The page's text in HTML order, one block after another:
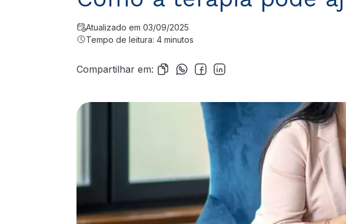
Atualizado em 03/09/2025
Tempo de leitura: 4 minutos
Compartilhar em: